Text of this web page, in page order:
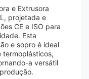
e Extrusora
projetada e
CE e ISO para
Esta
e sopro é ideal
termoplásticos,
a versátil